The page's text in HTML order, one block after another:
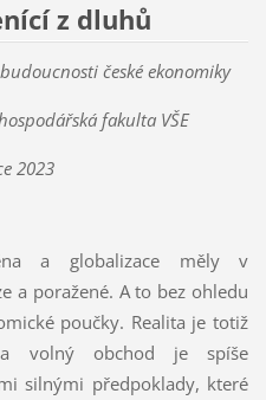
z dluhů
české ekonomiky
fakulta VŠE
2023
a globalizace měly v
a poražené. A to bez ohledu
poučky. Realita je totiž
a volný obchod je spíše
silnými předpoklady, které